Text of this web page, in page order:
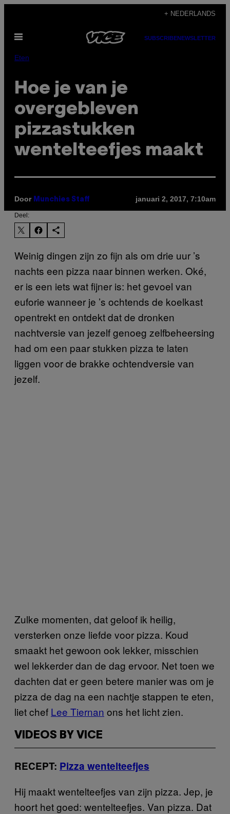
de
inhoud
+ NEDERLANDS
Open
SUBSCRIBENEWSLETTER
Eten
Hoe je van je
overgebleven
pizzastukken
wentelteefjes maakt
Door Munchies Staff januari 2, 2017, 7:10am
Deel:
Weinig dingen zijn zo fijn als om drie uur ’s
nachts een pizza naar binnen werken. Oké,
er is een iets wat fijner is: het gevoel van
euforie wanneer je ’s ochtends de koelkast
opentrekt en ontdekt dat de dronken
nachtversie van jezelf genoeg zelfbeheersing
had om een paar stukken pizza te laten
liggen voor de brakke ochtendversie van
jezelf.
Zulke momenten, dat geloof ik heilig,
versterken onze liefde voor pizza. Koud
smaakt het gewoon ook lekker, misschien
wel lekkerder dan de dag ervoor. Net toen we
dachten dat er geen betere manier was om je
pizza de dag na een nachtje stappen te eten,
liet chef Lee Tiernan ons het licht zien.
VIDEOS BY VICE
RECEPT: Pizza wentelteefjes
Hij maakt wentelteefjes van zijn pizza. Jep, je
hoort het goed: wentelteefjes. Van pizza. Dat